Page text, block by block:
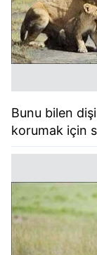
Bunu bilen
korumak için